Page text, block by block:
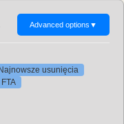
Advanced options ▼
usunięcia